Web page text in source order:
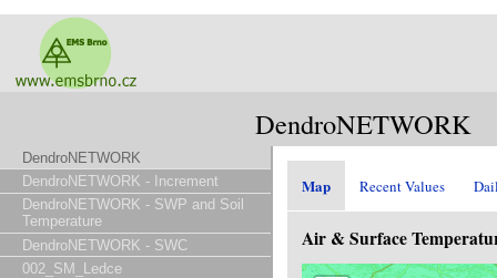
DendroNETWORK
DendroNETWORK
DendroNETWORK - Increment
DendroNETWORK - SWP and Soil
Temperature
DendroNETWORK - SWC
002_SM_Ledce
Map Recent Values
Air & Surface